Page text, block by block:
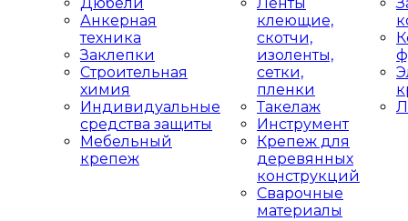
Анкерная
техника
Заклепки
Строительная
химия
Индивидуальные
средства защиты
Мебельный
крепеж
клеющие,
скотчи,
изоленты,
сетки,
пленки
Такелаж
Инструмент
Крепеж для
деревянных
конструкций
Сварочные
материалы